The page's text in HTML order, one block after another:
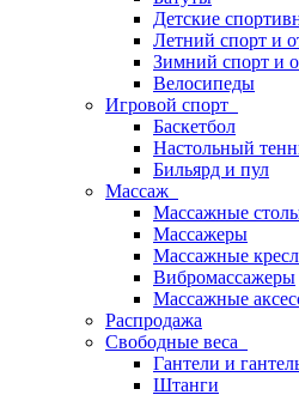
Детские
Летний спорт и
Зимний спорт и
Велосипеды
Игровой спорт
Баскетбол
Настольный
Бильярд и пул
Массаж
Массажные
Массажеры
Массажные
Вибромассажеры
Массажные
Распродажа
Свободные веса
Гантели и
Штанги